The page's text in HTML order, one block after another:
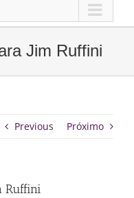
Jim Ruffini
Previous Próximo
Ruffini